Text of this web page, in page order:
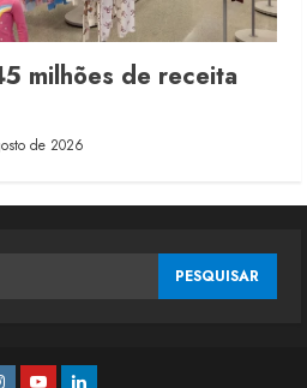
milhões de receita
de 2026
YoutubeLinkedin